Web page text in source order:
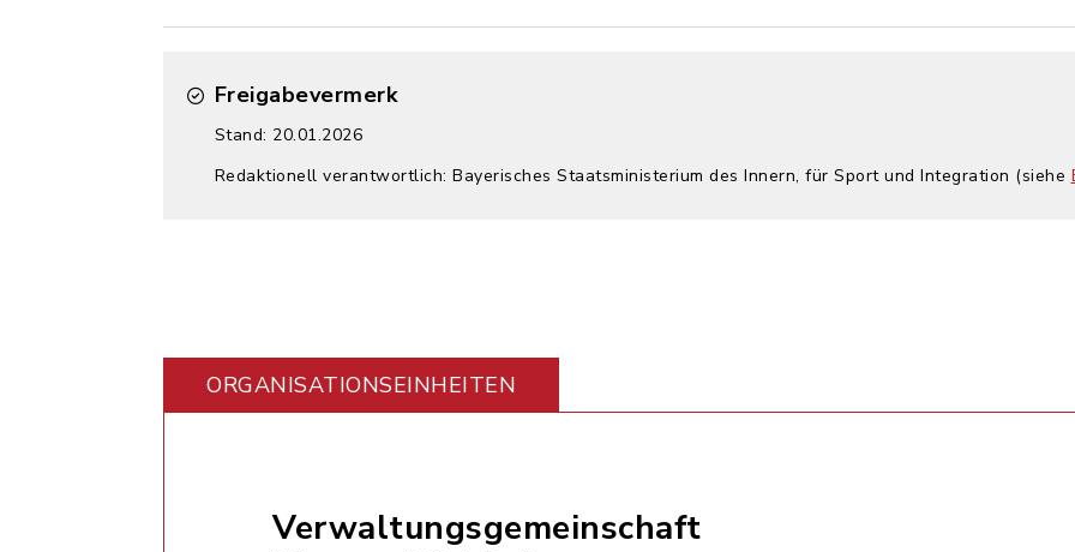
Freigabevermerk
Stand: 20.01.2026
Redaktionell verantwortlich: Bayerisches Staatsministerium des Innern, für Sport und Integration (siehe
ORGANISATIONS­EINHEITEN
Verwaltungsgemeinschaft